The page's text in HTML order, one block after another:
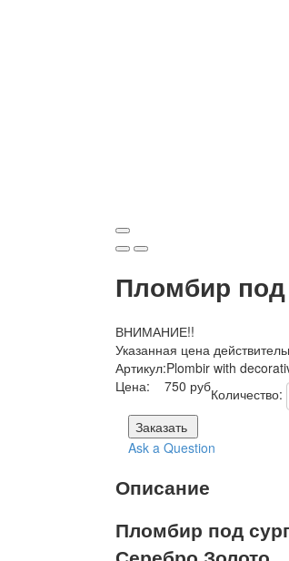
Пломбир
ВНИМАНИЕ!!
Указанная цена
Артикул:Plombir with
Цена:
750 рубКоличество:
Заказать
Ask a Question
Описание
Пломбир под